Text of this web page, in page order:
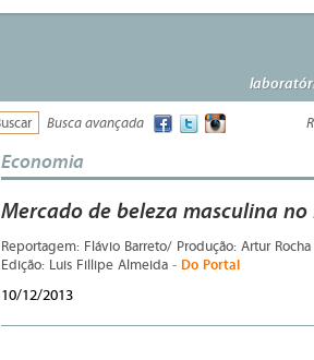
Busca avançada
Economia
Mercado de beleza masculina
Reportagem: Flávio Barreto/ Produção: Artur
Edição: Luis Fillipe Almeida - Do Portal
10/12/2013